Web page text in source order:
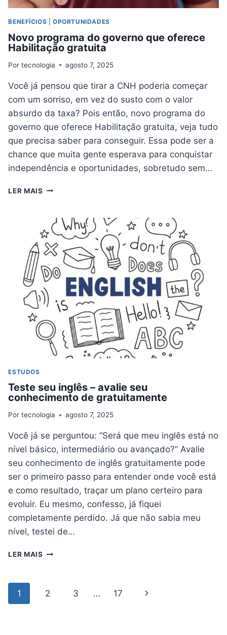
BENEFÍCIOS |OPORTUNIDADES
Novo programa do governo que oferece
Habilitação gratuita
Por tecnologia agosto 7, 2025
Você já pensou que tirar a CNH poderia começar
com um sorriso, em vez do susto com o valor
absurdo da taxa? Pois então, novo programa do
governo que oferece Habilitação gratuita, veja tudo
que precisa saber para conseguir. Essa pode ser a
chance que muita gente esperava para conquistar
independência e oportunidades, sobretudo sem…
LER MAIS NOVO
GOVERNO
QUE
OFERECE
HABILITAÇÃO
GRATUITA
ESTUDOS
Teste seu inglês – avalie seu
conhecimento de gratuitamente
Por tecnologia agosto 7, 2025
Você já se perguntou: “Será que meu inglês está no
nível básico, intermediário ou avançado?” Avalie
seu conhecimento de inglês gratuitamente pode
ser o primeiro passo para entender onde você está
e como resultado, traçar um plano certeiro para
evoluir. Eu mesmo, confesso, já fiquei
completamente perdido. Já que não sabia meu
nível, testei de…
LER MAIS TESTE
AVALIE
Navegação
da
Página
1 2 3 … 17
Página